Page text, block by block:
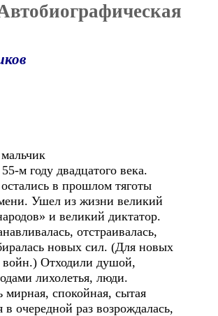
м году двадцатого века.
в прошлом тяготы
Ушел из жизни великий
и великий диктатор.
отстраивалась,
новых сил. (Для новых
войн.) Отходили душой,
лихолетья, люди.
мирная, спокойная, сытая
очередной раз возрождалась,